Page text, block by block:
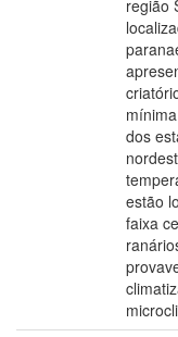
região
dos
estão
faixa